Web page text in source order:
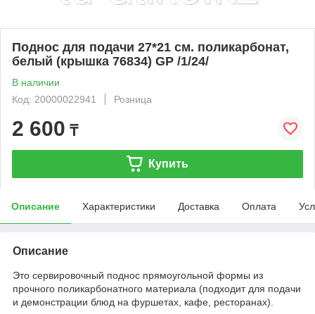
Поднос для подачи 27*21 см. поликарбонат,
белый (крышка 76834) GP /1/24/
В наличии
Код: 20000022941
Розница
2 600 ₸
Купить
Описание Характеристики Доставка Оплата
Описание
Это сервировочный поднос прямоугольной формы из
прочного поликарбонатного материала (подходит для подачи
и демонстрации блюд на фуршетах, кафе, ресторанах).